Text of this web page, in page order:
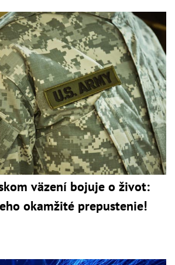
väzení bojuje o život:
okamžité prepustenie!